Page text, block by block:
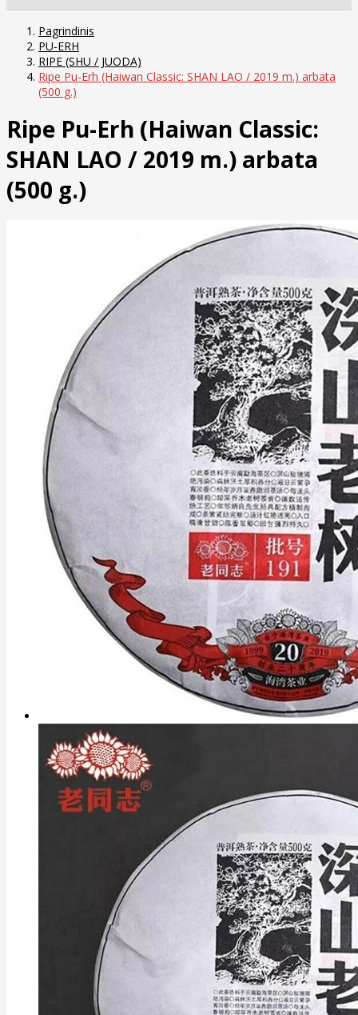
Pagrindinis
PU-ERH
RIPE (SHU / JUODA)
Ripe Pu-Erh (Haiwan Classic: SHAN LAO / 2019 m.) arbata
(500 g.)
Ripe Pu-Erh (Haiwan Classic:
SHAN LAO / 2019 m.) arbata
(500 g.)